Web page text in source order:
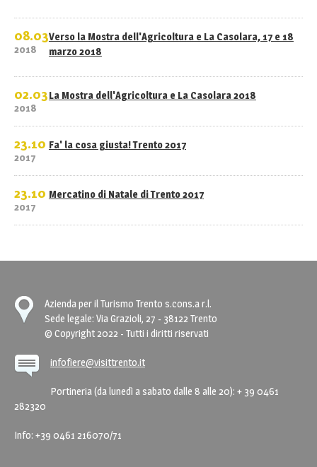
08.03
2018
Verso la Mostra dell'Agricoltura e La Casolara, 17 e 18
marzo 2018
02.03
2018
La Mostra dell'Agricoltura e La Casolara 2018
23.10
2017
Fa' la cosa giusta! Trento 2017
23.10
2017
Mercatino di Natale di Trento 2017
Azienda per il Turismo Trento s.cons.a r.l.
Sede legale: Via Grazioli, 27 - 38122 Trento
© Copyright 2022 - Tutti i diritti riservati
infofiere@visittrento.it
Portineria (da lunedì a sabato dalle 8 alle 20): + 39 0461
282320
Info: +39 0461 216070/71